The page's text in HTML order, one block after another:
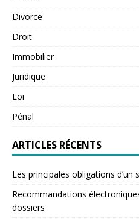
Divorce
Droit
Immobilier
Juridique
Loi
Pénal
ARTICLES RÉCENTS
Les principales obligations
Recommandations
dossiers